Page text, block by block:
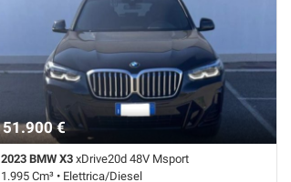
Sensore di pioggia • Sensori di parcheggio
51.900 €
2023 BMW X3 xDrive20d 48V Msport
1.995 Cm³ • Elettrica/Diesel